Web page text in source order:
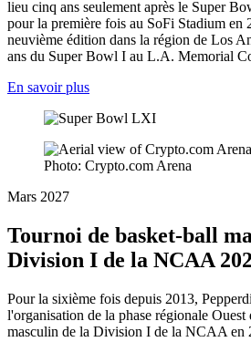
lieu cinq ans seulement après le Super
pour la première fois au SoFi Stadium en
neuvième édition dans la région de Los
ans du Super Bowl I au L.A. Memorial
En savoir plus
Photo: Crypto.com Arena
Mars 2027
Tournoi de basket-ball
Division I de la NCAA
Pour la sixième fois depuis 2013,
l'organisation de la phase régionale
masculin de la Division I de la NCAA en